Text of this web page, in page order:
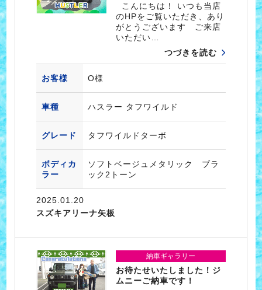
こんにちは！ いつも当店
のHPをご覧いただき、あり
がとうございます ご来店
いただい…
つづきを読む
お客様 O様
車種 ハスラー タフワイルド
グレード タフワイルドターボ
ボディカ
ラー
ソフトベージュメタリック ブラ
ック2トーン
2025.01.20
スズキアリーナ矢板
納車ギャラリー
お待たせいたしました！ジ
ムニーご納車です！